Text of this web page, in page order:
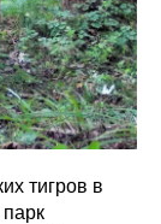
тигров в